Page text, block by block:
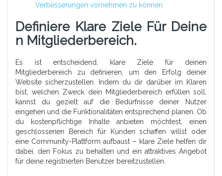
Verbesserungen vornehmen zu können.
Definiere Klare Ziele Für Deine
N Mitgliederbereich.
Es ist entscheidend, klare Ziele für deinen
Mitgliederbereich zu definieren, um den Erfolg deiner
Website sicherzustellen. Indem du dir darüber im Klaren
bist, welchen Zweck dein Mitgliederbereich erfüllen soll,
kannst du gezielt auf die Bedürfnisse deiner Nutzer
eingehen und die Funktionalitäten entsprechend planen. Ob
du kostenpflichtige Inhalte anbieten möchtest, einen
geschlossenen Bereich für Kunden schaffen willst oder
eine Community-Plattform aufbaust – klare Ziele helfen dir
dabei, den Fokus zu behalten und ein attraktives Angebot
für deine registrierten Benutzer bereitzustellen.